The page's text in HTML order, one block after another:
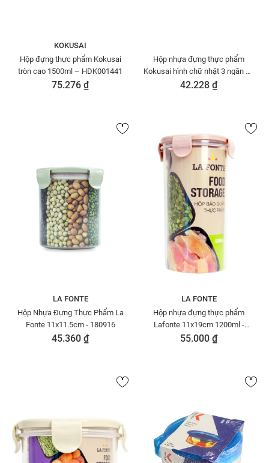
KOKUSAI
Hộp đựng thực phẩm Kokusai
tròn cao 1500ml – HDK001441
75.276 ₫
Hộp nhựa đựng thực phẩm
Kokusai hình chữ nhật 3 ngăn an
toàn tiện lợi
42.228 ₫
LA FONTE
Hộp Nhựa Đựng Thực Phẩm La
Fonte 11x11.5cm - 180916
45.360 ₫
LA FONTE
Hộp nhựa đựng thực phẩm
Lafonte 11x19cm 1200ml -
180930-PIN
55.000 ₫